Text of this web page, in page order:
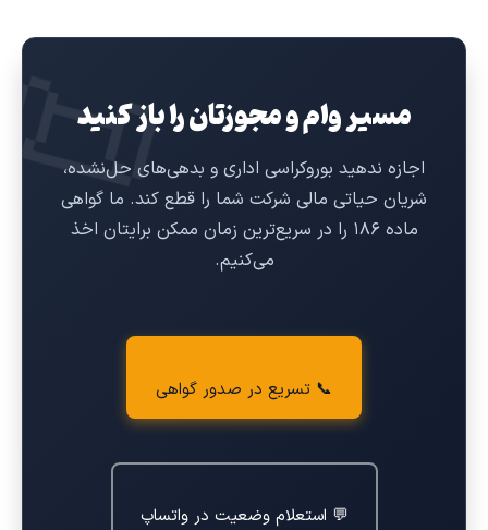
مسیر وام و مجوزتان را باز کنید
اجازه ندهید بوروکراسی اداری و بدهی‌های حل‌نشده،
شریان حیاتی مالی شرکت شما را قطع کند. ما گواهی
ماده ۱۸۶ را در سریع‌ترین زمان ممکن برایتان اخذ
می‌کنیم.
📞 تسریع در صدور گواهی
💬 استعلام وضعیت در واتساپ